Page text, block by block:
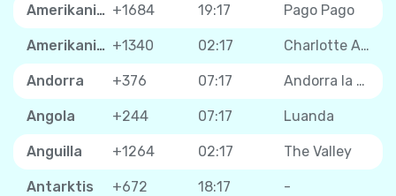
Amerikanisch-Samoa +1684 19:17 Pago Pago
Amerikanische Jungferninseln +1340 02:17 Charlotte Amalie
Andorra +376 07:17 Andorra la Vella
Angola +244 07:17 Luanda
Anguilla +1264 02:17 The Valley
Antarktis +672 18:17 -